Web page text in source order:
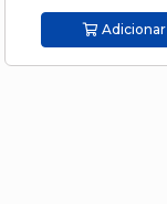
Adicionar